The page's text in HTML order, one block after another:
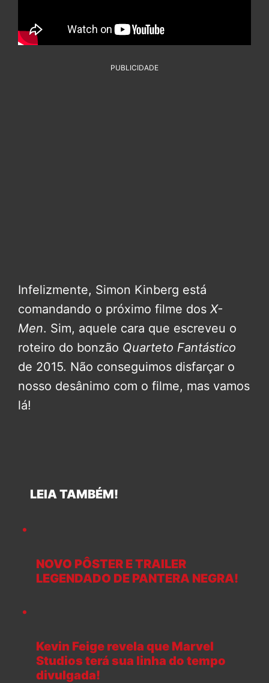
PUBLICIDADE
Infelizmente, Simon Kinberg está
comandando o próximo filme dos X-
Men. Sim, aquele cara que escreveu o
roteiro do bonzão Quarteto Fantástico
de 2015. Não conseguimos disfarçar o
nosso desânimo com o filme, mas vamos
lá!
LEIA TAMBÉM!
NOVO PÔSTER E TRAILER
LEGENDADO DE PANTERA NEGRA!
Kevin Feige revela que Marvel
Studios terá sua linha do tempo
divulgada!